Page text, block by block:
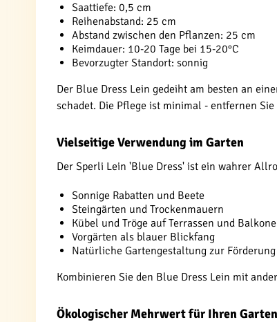
Saattiefe: 0,5 cm
Reihenabstand: 25 cm
Abstand zwischen den Pflanzen: 25 cm
Keimdauer: 10-20 Tage bei 15-20°C
Bevorzugter Standort: sonnig
Der Blue Dress Lein gedeiht am besten an
schadet. Die Pflege ist minimal - entfernen
Vielseitige Verwendung im Garten
Der Sperli Lein 'Blue Dress' ist ein wahrer
Sonnige Rabatten und Beete
Steingärten und Trockenmauern
Kübel und Tröge auf Terrassen und
Vorgärten als blauer Blickfang
Natürliche Gartengestaltung zur
Kombinieren Sie den Blue Dress Lein mit
Ökologischer Mehrwert für Ihren Garten